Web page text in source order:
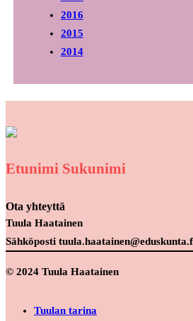
2016
2015
2014
Etunimi Sukunimi
Ota yhteyttä
Tuula Haatainen
Sähköposti
© 2024 Tuula Haatainen
Tuulan tarina